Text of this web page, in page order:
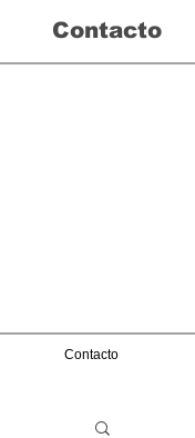
Contacto
Contacto